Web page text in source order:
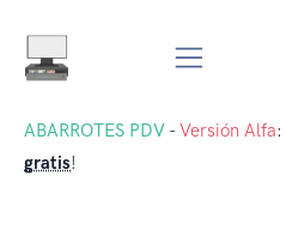
ABARROTES PDV -Versión Alfa:
gratis!